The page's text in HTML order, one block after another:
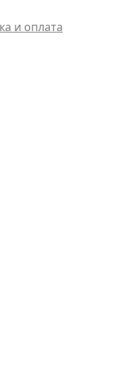
и оплата